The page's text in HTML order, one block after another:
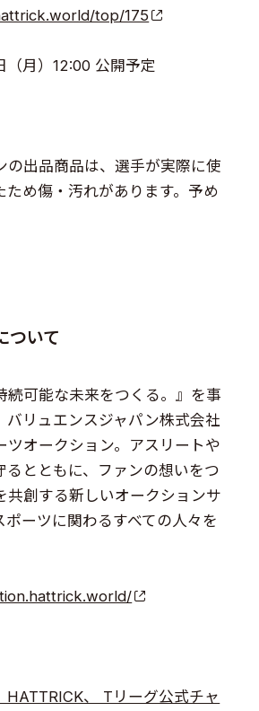
top/175
月）12:00 公開予定​
出品商品は、選手が実際に使
ため傷・汚れがあります。予め
ついて
続可能な未来をつくる。』を事
バリュエンスジャパン株式会社
ツオークション。アスリートや
るとともに、ファンの想いをつ
共創する新しいオークションサ
ポーツに関わるすべての人々を
HATTRICK、​ Tリーグ公式チャ